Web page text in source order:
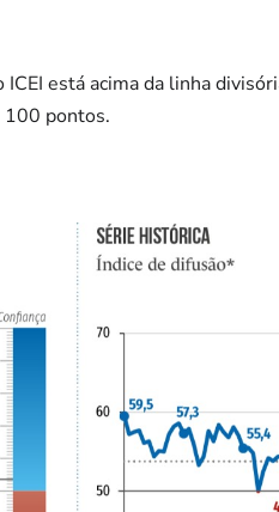
ICEI está acima da linha
100 pontos.